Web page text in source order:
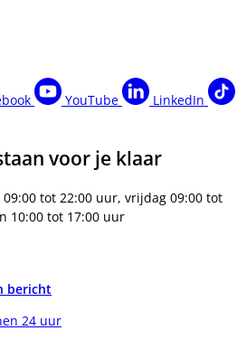
YouTube
LinkedIn
voor je klaar
tot 22:00 uur, vrijdag 09:00 tot
10:00 tot 17:00 uur
bericht
24 uur